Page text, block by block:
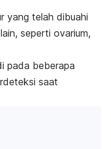
yang telah dibuahi
seperti ovarium,
pada beberapa
saat